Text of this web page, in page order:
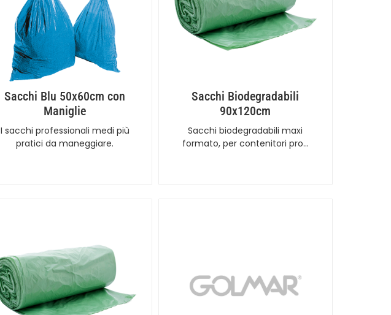
Sacchi Blu 50x60cm con
Maniglie
I sacchi professionali medi più
pratici da maneggiare.
Sacchi Biodegradabili
90x120cm
Sacchi biodegradabili maxi
formato, per contenitori pro…